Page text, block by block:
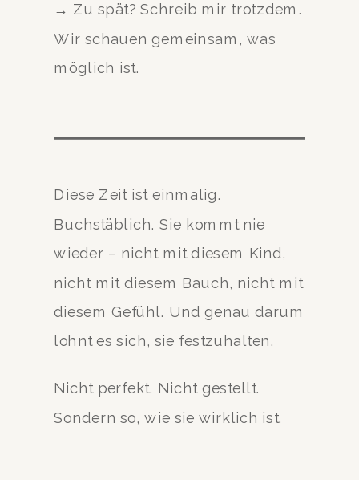
→ Zu spät? Schreib mir trotzdem.
Wir schauen gemeinsam, was
möglich ist.
Diese Zeit ist einmalig.
Buchstäblich. Sie kommt nie
wieder – nicht mit diesem Kind,
nicht mit diesem Bauch, nicht mit
diesem Gefühl. Und genau darum
lohnt es sich, sie festzuhalten.
Nicht perfekt. Nicht gestellt.
Sondern so, wie sie wirklich ist.